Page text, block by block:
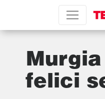
Murgia
felici